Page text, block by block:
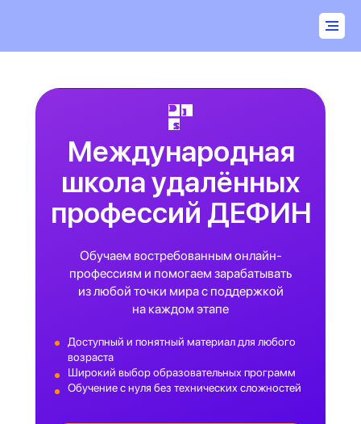
Доступный и понятный материал для любого
возраста
Широкий выбор образовательных программ
Обучение с нуля без технических сложностей
Обучаем востребованным онлайн-
профессиям и помогаем зарабатывать
из любой точки мира с поддержкой
на каждом этапе
Международная
школа удалённых
профессий ДЕФИН